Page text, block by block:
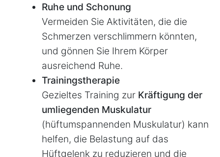
Ruhe und Schonung
Vermeiden Sie Aktivitäten, die die
Schmerzen verschlimmern könnten,
und gönnen Sie Ihrem Körper
ausreichend Ruhe.
Trainingstherapie
Gezieltes Training zur Kräftigung der
umliegenden Muskulatur
(hüftumspannenden Muskulatur) kann
helfen, die Belastung auf das
Hüftgelenk zu reduzieren und die